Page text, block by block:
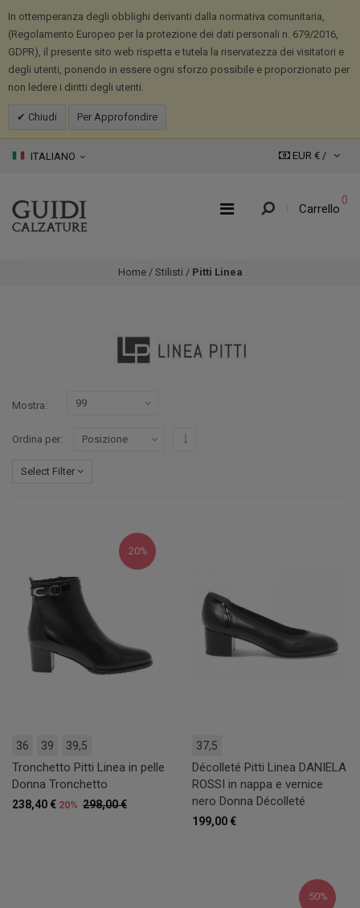
In ottemperanza degli obblighi derivanti dalla normativa comunitaria,
(Regolamento Europeo per la protezione dei dati personali n. 679/2016,
GDPR), il presente sito web rispetta e tutela la riservatezza dei visitatori e
degli utenti, ponendo in essere ogni sforzo possibile e proporzionato per
non ledere i diritti degli utenti.
Chiudi Per Approfondire
ITALIANO EUR € /
Carrello
0
Home / Stilisti / Pitti Linea
Mostra
Ordina per
Select Filter
20%
36 39 39,5
Tronchetto Pitti Linea in pelle
Donna Tronchetto
298,00 €
238,40 € 20%
37,5
Décolleté Pitti Linea DANIELA
ROSSI in nappa e vernice
nero Donna Décolleté
199,00 €
50%